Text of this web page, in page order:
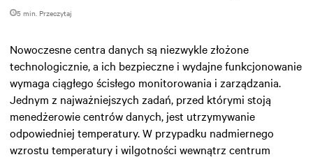
5 min. Przeczytaj
Nowoczesne centra danych są niezwykle złożone
technologicznie, a ich bezpieczne i wydajne funkcjonowanie
wymaga ciągłego ścisłego monitorowania i zarządzania.
Jednym z najważniejszych zadań, przed którymi stoją
menedżerowie centrów danych, jest utrzymywanie
odpowiedniej temperatury. W przypadku nadmiernego
wzrostu temperatury i wilgotności wewnątrz centrum